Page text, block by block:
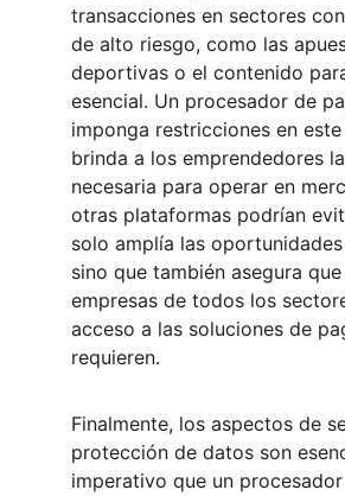
transacciones en sectores
de alto riesgo, como las
deportivas o el contenido
esencial. Un procesador de
imponga restricciones en
brinda a los emprendedores
necesaria para operar en
otras plataformas podrían
solo amplía las
sino que también asegura
empresas de todos los
acceso a las soluciones de
requieren.
Finalmente, los aspectos de
protección de datos son
imperativo que un